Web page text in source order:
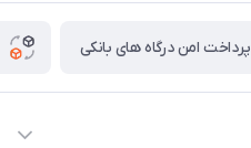
پرداخت امن درگاه های بانکی